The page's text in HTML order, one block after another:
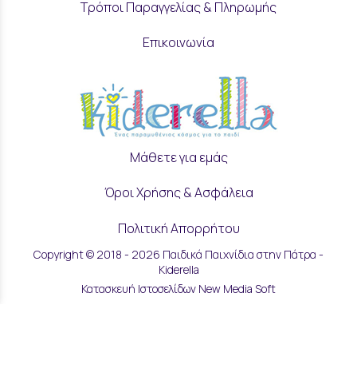
Τρόποι Παραγγελίας & Πληρωμής
Επικοινωνία
Μάθετε για εμάς
Όροι Χρήσης & Ασφάλεια
Πολιτική Απορρήτου
Ρυθμίσεις Cookies
Copyright © 2018 - 2026 Παιδικά Παιχνίδια στην Πάτρα -
Kiderella
Κατασκευή Ιστοσελίδων New Media Soft